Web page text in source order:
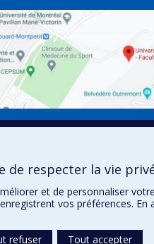
sur Plan Campus
de respecter la vie
et de personnaliser
vos préférences.
refuser Tout accepter